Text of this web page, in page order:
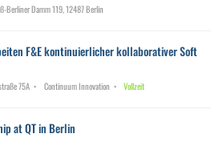
Berliner Damm 119, 12487 Berlin
F&E kontinuierlicher kollaborativer Soft
75A Continuum Innovation Vollzeit
at QT in Berlin